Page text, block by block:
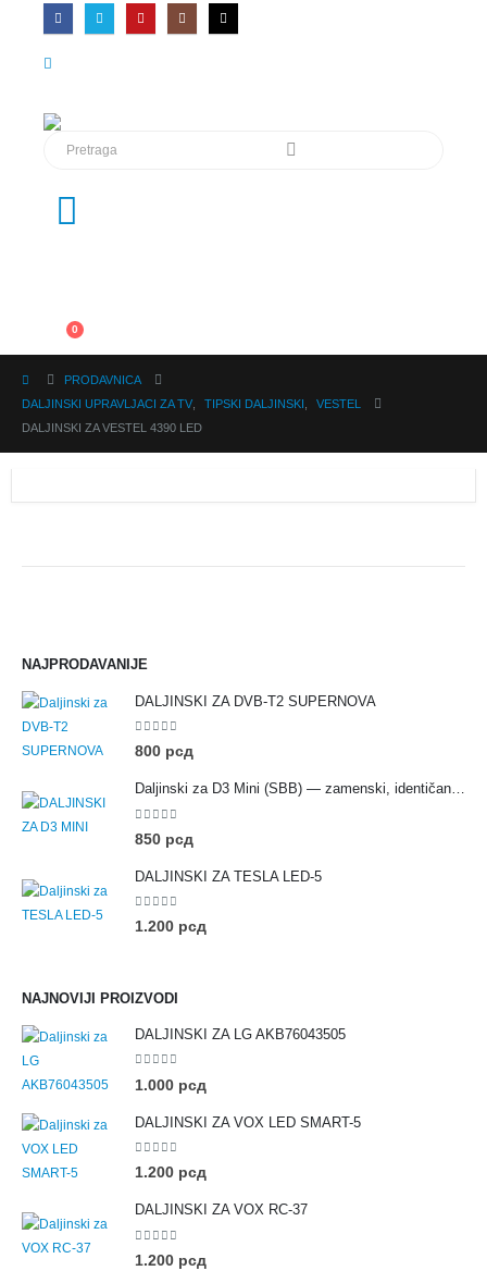
0
PRODAVNICA
DALJINSKI UPRAVLJACI ZA TV
TIPSKI DALJINSKI
VESTEL
DALJINSKI ZA VESTEL 4390 LED
NAJPRODAVANIJE
DALJINSKI ZA DVB-T2 SUPERNOVA
0out of 5
800 рсд
Daljinski za D3 Mini (SBB) — zamenski, identičan originalu
0out of 5
850 рсд
DALJINSKI ZA TESLA LED-5
0 out of 5
1.200 рсд
NAJNOVIJI PROIZVODI
DALJINSKI ZA LG AKB76043505
0 out of 5
1.000 рсд
DALJINSKI ZA VOX LED SMART-5
0 out of 5
1.200 рсд
DALJINSKI ZA VOX RC-37
0 out of 5
1.200 рсд